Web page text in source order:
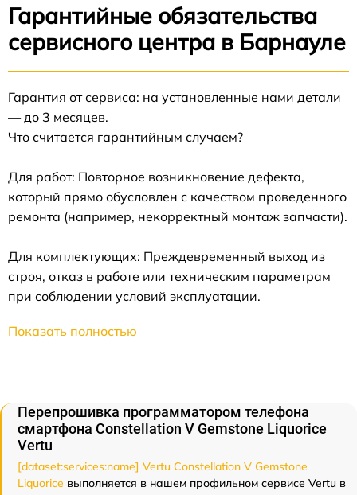
Гарантийные обязательства
сервисного центра в Барнауле
Гарантия от сервиса: на установленные нами детали
— до 3 месяцев.
Что считается гарантийным случаем?
Для работ: Повторное возникновение дефекта,
который прямо обусловлен с качеством проведенного
ремонта (например, некорректный монтаж запчасти).
Для комплектующих: Преждевременный выход из
строя, отказ в работе или техническим параметрам
при соблюдении условий эксплуатации.
Показать полностью
Перепрошивка программатором телефона
смартфона Constellation V Gemstone Liquorice
Vertu
[dataset:services:name] Vertu Constellation V Gemstone
Liquorice выполняется в нашем профильном сервисе Vertu в